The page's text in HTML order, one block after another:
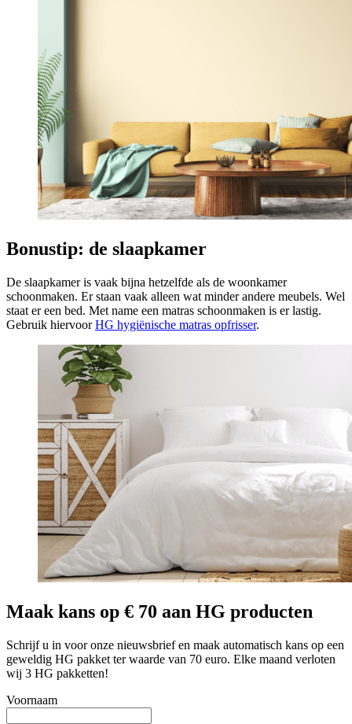
Bonustip: de slaapkamer
De slaapkamer is vaak bijna hetzelfde als de woonkamer
schoonmaken. Er staan vaak alleen wat minder andere meubels. Wel
staat er een bed. Met name een matras schoonmaken is er lastig.
Gebruik hiervoorHG hygiënische matras opfrisser.
Maak kans op € 70 aan HG producten
Schrijf u in voor onze nieuwsbrief en maak automatisch kans op een
geweldig HG pakket ter waarde van 70 euro. Elke maand verloten
wij 3 HG pakketten!
Voornaam